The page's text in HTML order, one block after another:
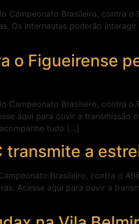
Campeonato Brasileiro, contra o
Os internautas poderão
o Figueirense
Campeonato Brasileiro, contra o
aqui para ouvir a transmissão
tudo […]
transmite a
Brasileiro, contra o
Acesse aqui para ouvir a